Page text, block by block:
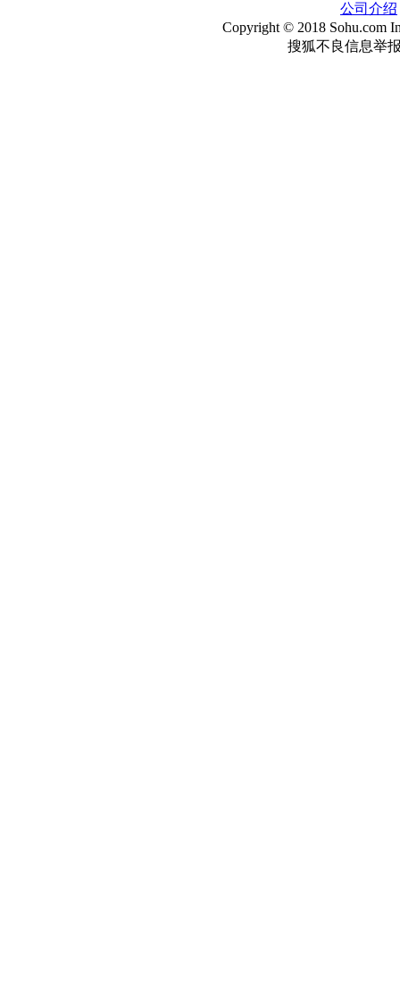
公司介绍
Copyright © 2018 Sohu.com
搜狐不良信息举